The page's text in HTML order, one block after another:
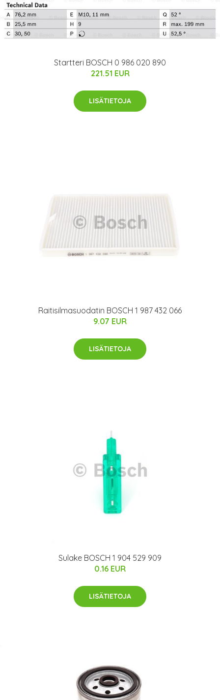
Startteri BOSCH 0 986 020 890
221.51 EUR
LISÄTIETOJA
Raitisilmasuodatin BOSCH 1 987 432 066
9.07 EUR
LISÄTIETOJA
Sulake BOSCH 1 904 529 909
0.16 EUR
LISÄTIETOJA